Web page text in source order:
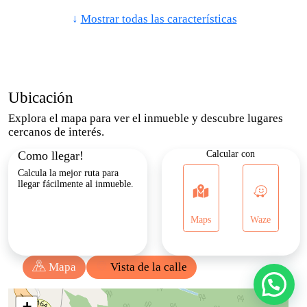
Terraza
Lavaplatos Armarios Empotrados
Barra Estilo Americano Cocina Integral
Habitación Servicio Vista Panorámica
Puerta De Seguridad
Parques Cercanos Urbanización Cerrada
↓ Mostrar todas las características
Ubicación
Explora el mapa para ver el inmueble y descubre lugares
cercanos de interés.
Como llegar!
Calcula la mejor ruta para
llegar fácilmente al inmueble.
Calcular con
Maps Waze
Mapa Vista de la calle